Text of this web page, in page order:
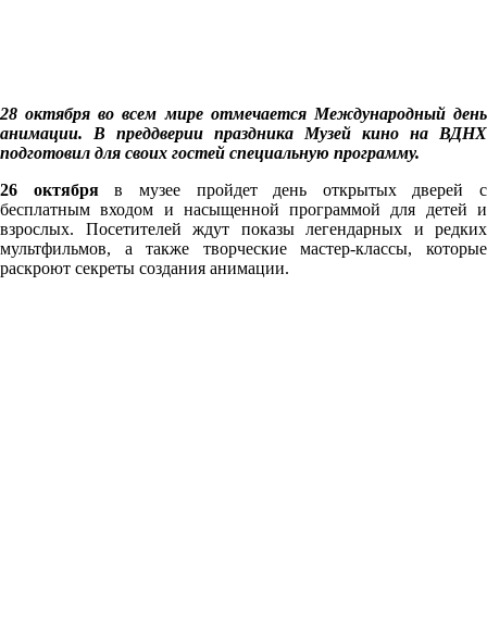
28 октября во всем мире отмечается Международный день
анимации. В преддверии праздника Музей кино на ВДНХ
подготовил для своих гостей специальную программу.
26 октябряв музее пройдет день открытых дверей с
бесплатным входом и насыщенной программой для детей и
взрослых. Посетителей ждут показы легендарных и редких
мультфильмов, а также творческие мастер-классы, которые
раскроют секреты создания анимации.